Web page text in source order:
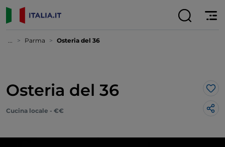
... Parma Osteria del 36
Osteria del 36
Cucina locale - €€